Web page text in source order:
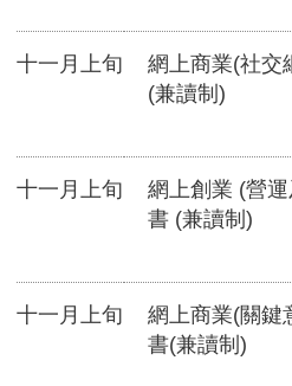
十一月上旬
網上商業(社交
(兼讀制)
十一月上旬
網上創業 (營
書 (兼讀制)
十一月上旬
網上商業(關鍵
書(兼讀制)